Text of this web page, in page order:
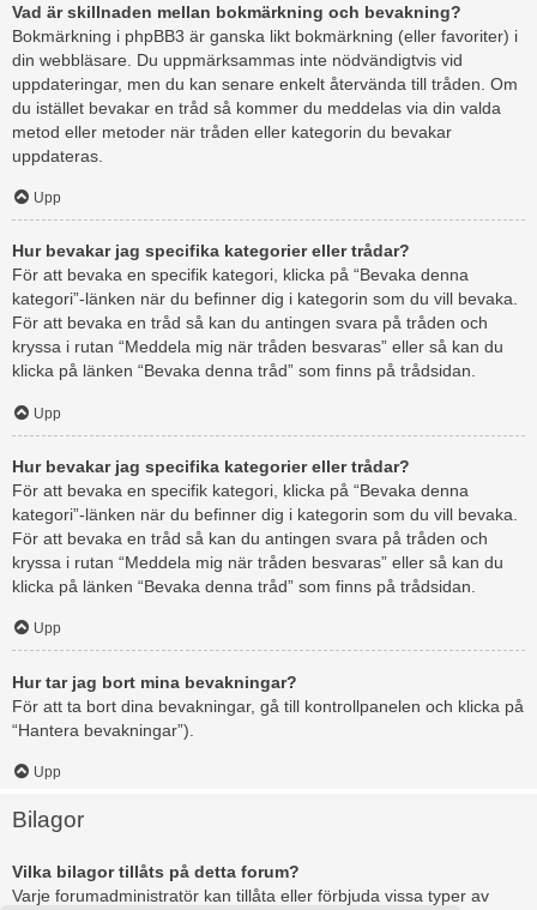
Vad är skillnaden mellan bokmärkning och bevakning?
Bokmärkning i phpBB3 är ganska likt bokmärkning (eller favoriter) i
din webbläsare. Du uppmärksammas inte nödvändigtvis vid
uppdateringar, men du kan senare enkelt återvända till tråden. Om
du istället bevakar en tråd så kommer du meddelas via din valda
metod eller metoder när tråden eller kategorin du bevakar
uppdateras.
Upp
Hur bevakar jag specifika kategorier eller trådar?
För att bevaka en specifik kategori, klicka på “Bevaka denna
kategori”-länken när du befinner dig i kategorin som du vill bevaka.
För att bevaka en tråd så kan du antingen svara på tråden och
kryssa i rutan “Meddela mig när tråden besvaras” eller så kan du
klicka på länken “Bevaka denna tråd” som finns på trådsidan.
Upp
Hur bevakar jag specifika kategorier eller trådar?
För att bevaka en specifik kategori, klicka på “Bevaka denna
kategori”-länken när du befinner dig i kategorin som du vill bevaka.
För att bevaka en tråd så kan du antingen svara på tråden och
kryssa i rutan “Meddela mig när tråden besvaras” eller så kan du
klicka på länken “Bevaka denna tråd” som finns på trådsidan.
Upp
Hur tar jag bort mina bevakningar?
För att ta bort dina bevakningar, gå till kontrollpanelen och klicka på
“Hantera bevakningar”).
Upp
Bilagor
Vilka bilagor tillåts på detta forum?
Varje forumadministratör kan tillåta eller förbjuda vissa typer av